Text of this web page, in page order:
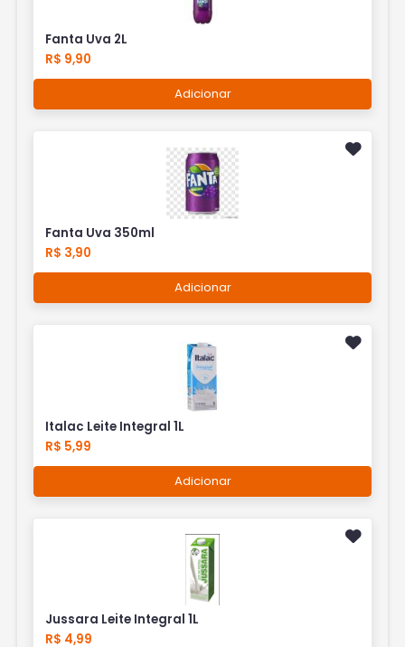
Fanta Uva 2L
R$ 9,90
Adicionar
Fanta Uva 350ml
R$ 3,90
Adicionar
Italac Leite Integral 1L
R$ 5,99
Adicionar
Jussara Leite Integral 1L
R$ 4,99